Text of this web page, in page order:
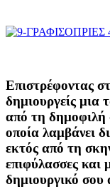
Επιστρέφοντας
δημιουργείς μια
από τη
οποία λαμβάνει
εκτός από τη
επιφύλασσες και
δημιουργικό σου